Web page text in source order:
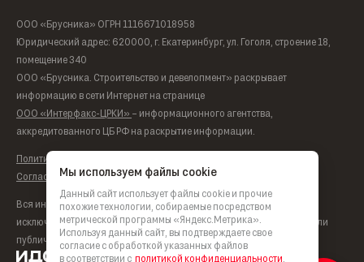
ООО «Брусника» ОГРН 1116671018958
Юридический адрес: 620000, г. Екатеринбург, ул. Гоголя, строение 18,
помещение 340
ООО «Брусника. Строительство и девелопмент» раскрывает
информацию в сети Интернет на странице
ООО «Интерфакс-ЦРКИ» – информационного агентства,
аккредитованного ЦБ РФ на раскрытие информации.
Политика обработки персональных данных
Согласие на обработку персональных данных
Вся информация, представленная на данном сайте, носит
исключительно информационный характер, не является офертой или
публичной офертой согласно ст. 435, п. 2 ст. 437 ГК РФ.
Мы используем файлы cookie
Данный сайт использует файлы cookie и прочие
похожие технологии, собираемые посредством
метрической программы «Яндекс.Метрика».
Используя данный сайт, вы подтверждаете свое
согласие с обработкой указанных файлов
в соответствии с политикой конфиденциальности